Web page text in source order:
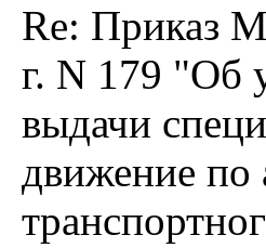
Re: Приказ
г. N 179 "Об
выдачи
движение по